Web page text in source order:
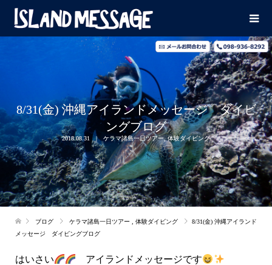
8/31(金) 沖縄アイランドメッセージ ダイビ
ングブログ
2018.08.31 ケラマ諸島一日ツアー,体験ダイビング
ブログ ケラマ諸島一日ツアー 体験ダイビング
8/31(金) 沖縄アイランド
メッセージ ダイビングブログ
はいさい アイランドメッセージです